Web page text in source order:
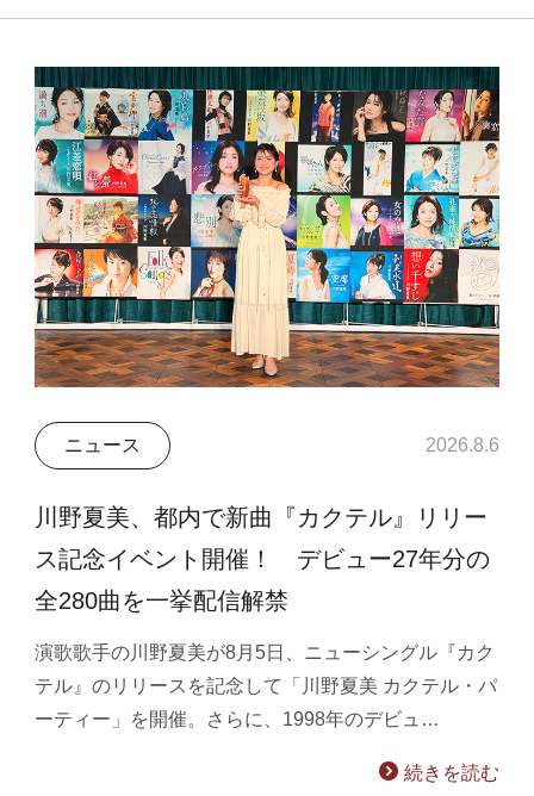
ニュース 2026.8.6
川野夏美、都内で新曲『カクテル』リリー
ス記念イベント開催！ デビュー27年分の
全280曲を一挙配信解禁
演歌歌手の川野夏美が8月5日、ニューシングル『カク
テル』のリリースを記念して「川野夏美 カクテル・パ
ーティー」を開催。さらに、1998年のデビュ…
続きを読む